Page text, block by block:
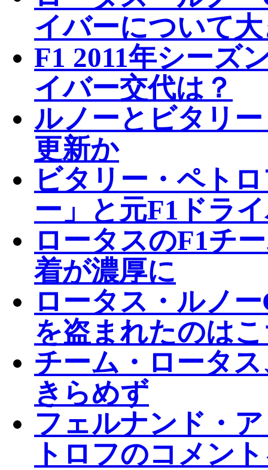
イバーについて
F1 2011年シーズ
イバー交代は？
ルノーとビタリ
更新か
ビタリー・ペト
ー」と元F1ドラ
ロータスのF1チ
着が濃厚に
ロータス・ルノ
を盗まれたのは
チーム・ロータ
きらめず
フェルナンド・
トロフのコメン